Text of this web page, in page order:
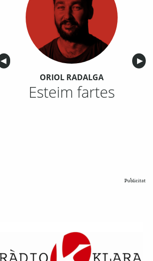
Anterior
◀︎ ▶︎
ORIOL RADALGA
Esteim fartes
Publicitat